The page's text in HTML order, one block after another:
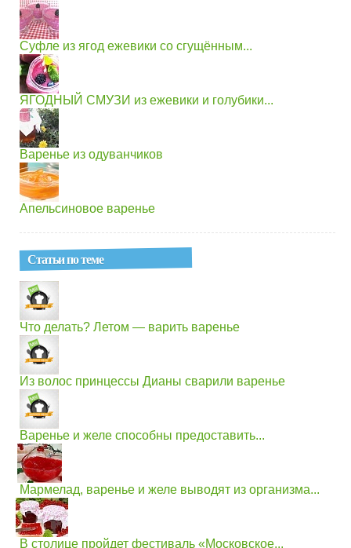
Суфле из ягод ежевики со сгущённым...
ЯГОДНЫЙ СМУЗИ из ежевики и голубики...
Варенье из одуванчиков
Апельсиновое варенье
Статьи по теме
Что делать? Летом — варить варенье
Из волос принцессы Дианы сварили варенье
Варенье и желе способны предоставить...
Мармелад, варенье и желе выводят из организма...
В столице пройдет фестиваль «Московское...